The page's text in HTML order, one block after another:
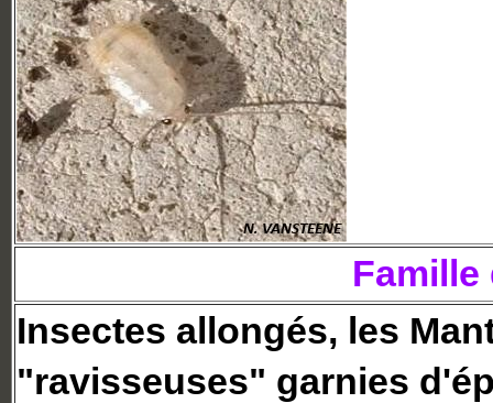
Famille
Insectes allongés, les
"ravisseuses" garnies